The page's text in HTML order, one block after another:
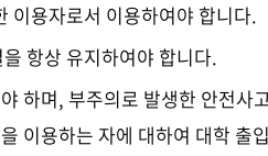
이용자로서 이용하여야 합니다.
항상 유지하여야 합니다.
하며, 부주의로 발생한 안전사
이용하는 자에 대하여 대학